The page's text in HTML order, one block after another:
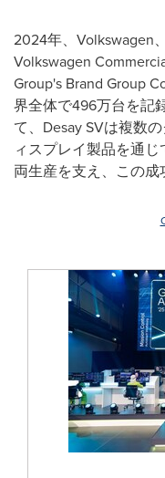
2024年、Volkswagen
Volkswagen
Group's Brand Group
界全体で496万台を記
て、Desay SVは複数
ィスプレイ製品を通
両生産を支え、この成